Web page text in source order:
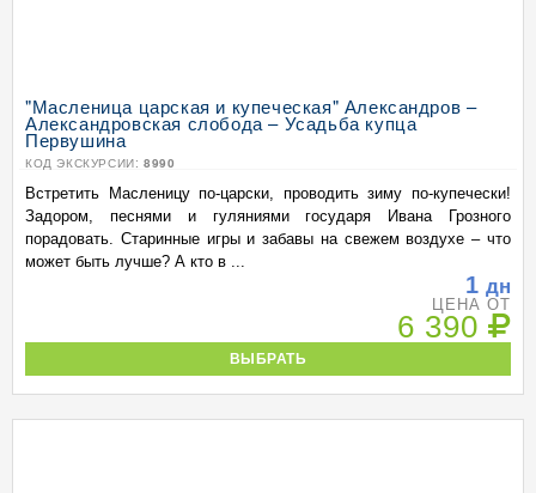
"Масленица царская и купеческая" Александров –
Александровская слобода – Усадьба купца
Первушина
КОД ЭКСКУРСИИ: 8990
Встретить Масленицу по-царски, проводить зиму по-купечески!
Задором, песнями и гуляниями государя Ивана Грозного
порадовать. Старинные игры и забавы на свежем воздухе – что
может быть лучше? А кто в ...
1 дн
ЦЕНА ОТ
6 390
ВЫБРАТЬ